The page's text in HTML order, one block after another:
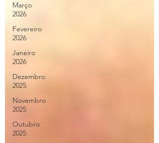
Março
2026
Fevereiro
2026
Janeiro
2026
Dezembro
2025
Novembro
2025
Outubro
2025